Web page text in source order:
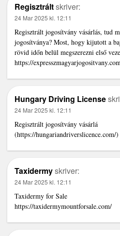
Regisztráltskriver:
24 Mar 2025 kl. 12:11
Regisztrált jogosítvány vásárlás, tud
jogosítványa? Most, hogy kijutott a
rövid időn belül megszerezni első
https://
Hungary Driving License
24 Mar 2025 kl. 12:11
Regisztrált jogosítvány vásárlá
(https://hungariandriverslicence.com/)
Taxidermyskriver:
24 Mar 2025 kl. 12:11
Taxidermy for Sale
https://taxidermymountforsale.com/